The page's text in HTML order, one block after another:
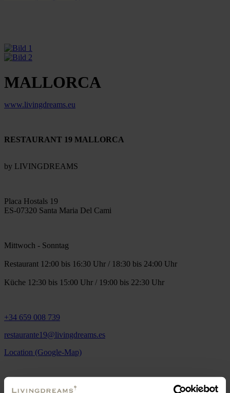
MALLORCA
www.livingdreams.eu
RESTAURANT 19 MALLORCA
by LIVINGDREAMS
Placa Hostals 19
ES-07320 Santa Maria Del Cami
Mittwoch - Sonntag
Restaurant 12:00 bis 16:30 Uhr / 18:30 bis 24:00 Uhr
Küche 12:30 bis 15:00 Uhr / 19:00 bis 22:30 Uhr
+34 659 008 739
restaurante19@livingdreams.es
Location (Google-Map)